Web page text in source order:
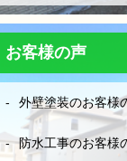
防水工事は決し
い！はダメです
ては意味がない！
なりにお金はか
長い年月を考え
金額です。やは
頼あるきちんと
ぶ事は大切だな
お客様の声
外壁塗装のお客様
防水工事のお客様